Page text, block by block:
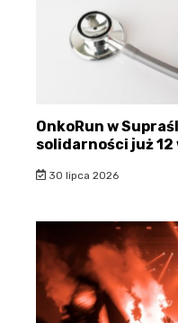
OnkoRun w
solidarności już 12
30 lipca 2026